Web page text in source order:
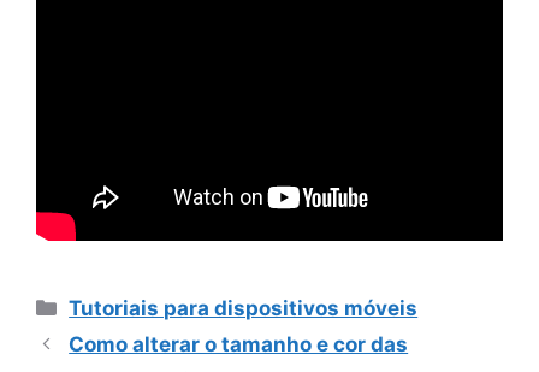
Categorias
Tutoriais para dispositivos móveis
Como alterar o tamanho e cor das